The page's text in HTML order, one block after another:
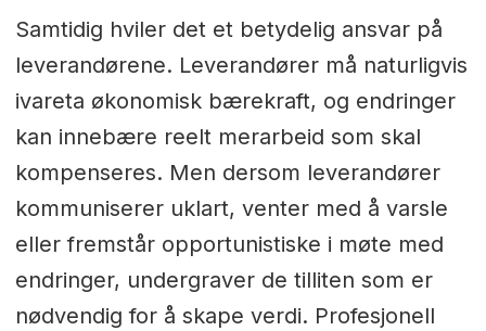
Samtidig hviler det et betydelig ansvar på
leverandørene. Leverandører må naturligvis
ivareta økonomisk bærekraft, og endringer
kan innebære reelt merarbeid som skal
kompenseres. Men dersom leverandører
kommuniserer uklart, venter med å varsle
eller fremstår opportunistiske i møte med
endringer, undergraver de tilliten som er
nødvendig for å skape verdi. Profesjonell